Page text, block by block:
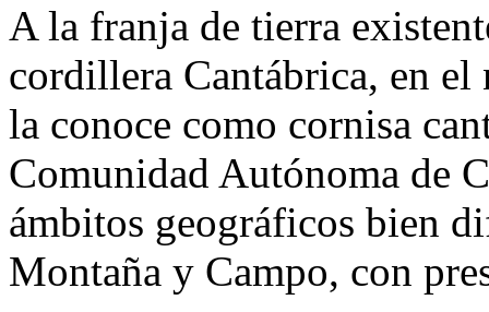
A la franja de tierra
cordillera Cantábrica, en el
la conoce como cornisa
Comunidad Autónoma de
ámbitos geográficos bien
Montaña y Campo, con